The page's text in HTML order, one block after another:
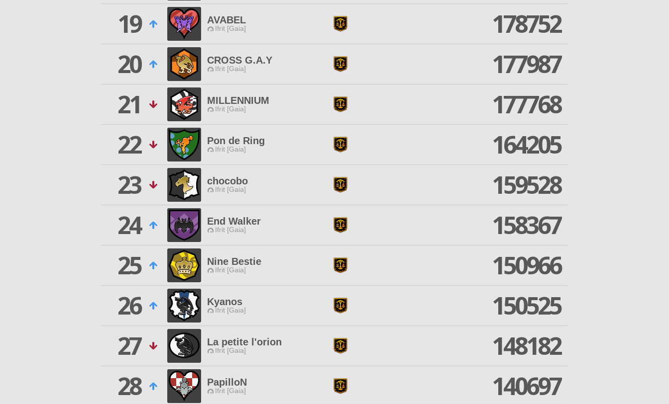
19
AVABEL
Ifrit [Gaia]
178752
20
CROSS G.A.Y
Ifrit [Gaia]
177987
21
MILLENNIUM
Ifrit [Gaia]
177768
22
Pon de Ring
Ifrit [Gaia]
164205
23
chocobo
Ifrit [Gaia]
159528
24
End Walker
Ifrit [Gaia]
158367
25
Nine Bestie
Ifrit [Gaia]
150966
26
Kyanos
Ifrit [Gaia]
150525
27
La petite l'orion
Ifrit [Gaia]
148182
28
PapilloN
Ifrit [Gaia]
140697